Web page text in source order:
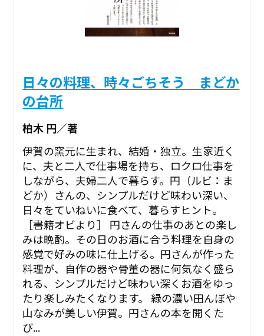
日々の料理、時々ごちそう まどか
の台所
柏木 円／著
伊賀の窯元に生まれ、結婚・独立。生家近く
に、夫と二人で仕事場を持ち、ロクロ仕事を
しながら、夫婦二人で暮らす。円（ルビ：ま
どか）さんの、シンプルだけど味わい深い、
日々をていねいに食べて、暮らすヒント。
［書籍オビより］ 円さんの仕事のあとの楽し
みは晩酌。その日のお酒に合う料理を自身の
感覚で好みの味に仕上げる。円さんが作った
料理が、自作の器や骨董の器に何気なく盛ら
れる、シンプルだけど味わい深くお酒をゆっ
たり楽しみたくなります。 緑の濃い田んぼや
山なみが美しい伊賀。円さんの本を開くた
び...